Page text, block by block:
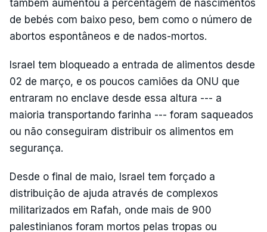
também aumentou a percentagem de nascimentos
de bebés com baixo peso, bem como o número de
abortos espontâneos e de nados-mortos.
Israel tem bloqueado a entrada de alimentos desde
02 de março, e os poucos camiões da ONU que
entraram no enclave desde essa altura --- a
maioria transportando farinha --- foram saqueados
ou não conseguiram distribuir os alimentos em
segurança.
Desde o final de maio, Israel tem forçado a
distribuição de ajuda através de complexos
militarizados em Rafah, onde mais de 900
palestinianos foram mortos pelas tropas ou